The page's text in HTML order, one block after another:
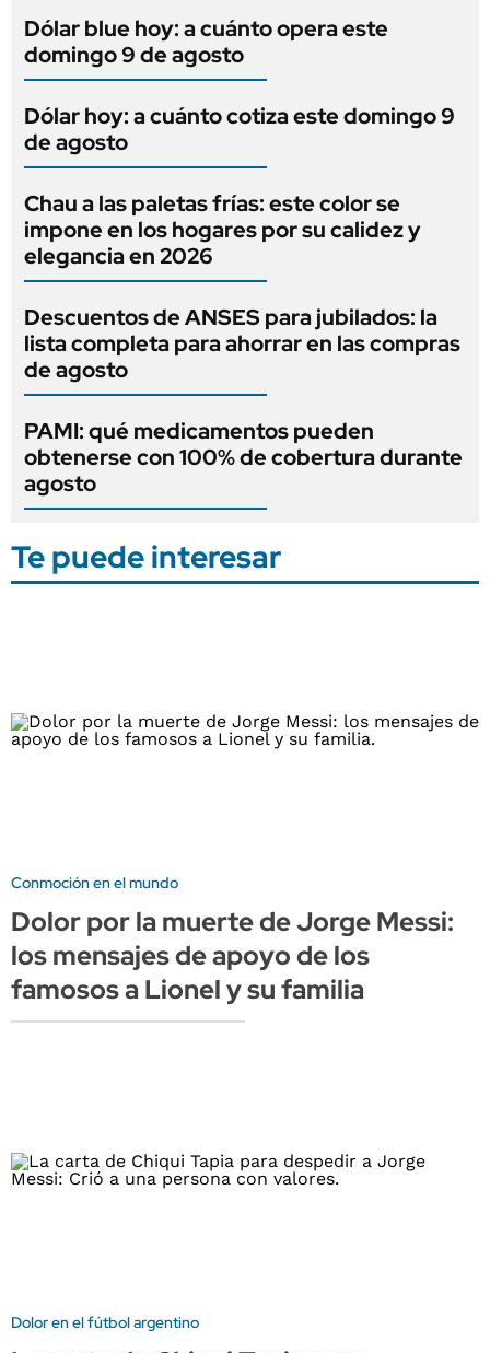
Dólar blue hoy: a cuánto opera este
domingo 9 de agosto
Dólar hoy: a cuánto cotiza este domingo 9
de agosto
Chau a las paletas frías: este color se
impone en los hogares por su calidez y
elegancia en 2026
Descuentos de ANSES para jubilados: la
lista completa para ahorrar en las compras
de agosto
PAMI: qué medicamentos pueden
obtenerse con 100% de cobertura durante
agosto
Te puede interesar
Conmoción en el mundo
Dolor por la muerte de Jorge Messi:
los mensajes de apoyo de los
famosos a Lionel y su familia
Dolor en el fútbol argentino